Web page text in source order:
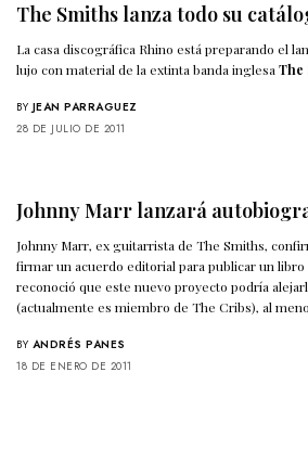
The Smiths lanza todo su
La casa discográfica Rhino está preparando el
lujo con material de la extinta banda inglesaThe
BY JEAN PARRAGUEZ
28 DE JULIO DE 2011
Johnny Marr lanzará
Johnny Marr, ex guitarrista de The Smiths,
firmar un acuerdo editorial para publicar un libro
reconoció que este nuevo proyecto podría
(actualmente es miembro de The Cribs), al
BY ANDRÉS PANES
18 DE ENERO DE 2011